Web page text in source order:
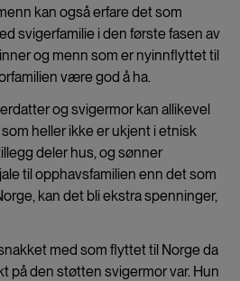
kan også erfare det som
svigerfamilie i den første fasen av
og menn som er nyinnflyttet til
være god å ha.
og svigermor kan allikevel
heller ikke er ukjent i etnisk
deler hus, og sønner
til opphavsfamilien enn det som
kan det bli ekstra spenninger,
med som flyttet til Norge da
på den støtten svigermor var. Hun